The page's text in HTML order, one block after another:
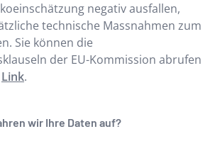
negativ ausfallen,
technische Massnahmen zum
Sie können die
der EU-Kommission abrufen
Link.
wir Ihre Daten auf?